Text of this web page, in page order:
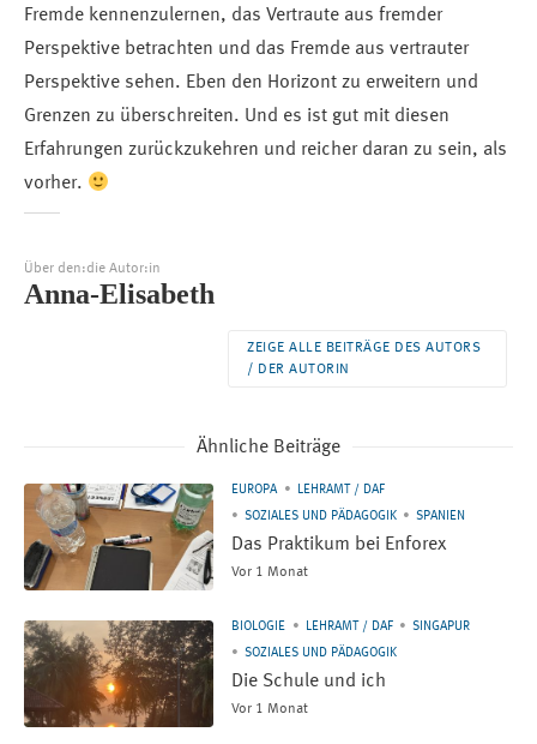
Fremde kennenzulernen, das Vertraute aus fremder
Perspektive betrachten und das Fremde aus vertrauter
Perspektive sehen. Eben den Horizont zu erweitern und
Grenzen zu überschreiten. Und es ist gut mit diesen
Erfahrungen zurückzukehren und reicher daran zu sein, als
vorher.
Über den:die Autor:in
Anna-Elisabeth
ZEIGE ALLE BEITRÄGE DES AUTORS
/ DER AUTORIN
Ähnliche Beiträge
EUROPA
LEHRAMT / DAF
SOZIALES UND PÄDAGOGIK
SPANIEN
Das Praktikum bei Enforex
Vor 1 Monat
BIOLOGIE LEHRAMT / DAF
SINGAPUR
SOZIALES UND PÄDAGOGIK
Die Schule und ich
Vor 1 Monat